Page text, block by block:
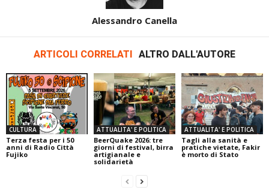
Alessandro Canella
ARTICOLI CORRELATI ALTRO DALL'AUTORE
CULTURA
Terza festa per i 50
anni di Radio Città
Fujiko
ATTUALITA' E POLITICA
BeerQuake 2026: tre
giorni di festival, birra
artigianale e
solidarietà
ATTUALITA' E POLITICA
Tagli alla sanità e
pratiche vietate, Fakir
è morto di Stato